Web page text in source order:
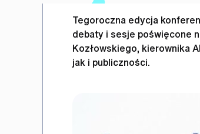
Tegoroczna edycja
debaty i sesje poświęcone
Kozłowskiego, kierownika
jak i publiczności.